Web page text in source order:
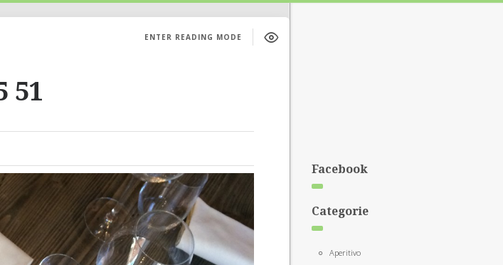
ENTER READING MODE
51
Facebook
Categorie
Aperitivo